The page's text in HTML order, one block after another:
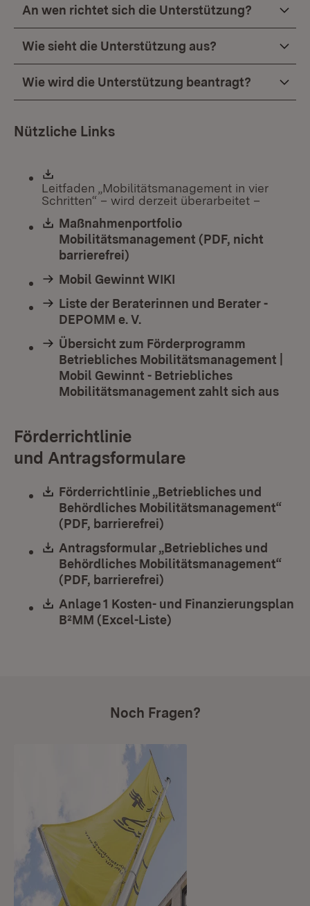
An wen richtet sich die Unterstützung?
Wie sieht die Unterstützung aus?
Wie wird die Unterstützung beantragt?
Nützliche Links
Leitfaden „Mobilitätsmanagement in vier
Schritten“ – wird derzeit überarbeitet –
Download:
Maßnahmenportfolio
Mobilitätsmanagement (PDF, nicht
barrierefrei)
Mobil Gewinnt WIKI
Liste der Beraterinnen und Berater -
DEPOMM e. V.
Übersicht zum Förderprogramm
Betriebliches Mobilitätsmanagement |
Mobil Gewinnt - Betriebliches
Mobilitätsmanagement zahlt sich aus
Förderrichtlinie
und Antragsformulare
Download:
Förderrichtlinie „Betriebliches und
Behördliches Mobilitätsmanagement“
(PDF, barrierefrei)
Download:
Antragsformular „Betriebliches und
Behördliches Mobilitätsmanagement“
(PDF, barrierefrei)
Download:
Anlage 1 Kosten- und Finanzierungsplan
B²MM (Excel-Liste)
Noch Fragen?